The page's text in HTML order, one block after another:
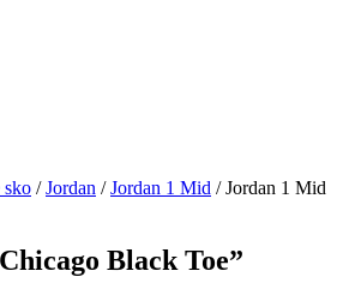
/Jordan /Jordan 1 Mid / Jordan 1 Mid
Black Toe”